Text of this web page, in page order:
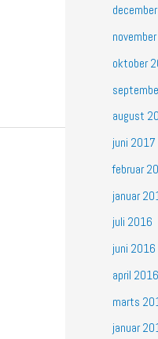
oktober
august
juni 2017
februar
januar
juli 2016
juni 2016
april 2016
marts
januar